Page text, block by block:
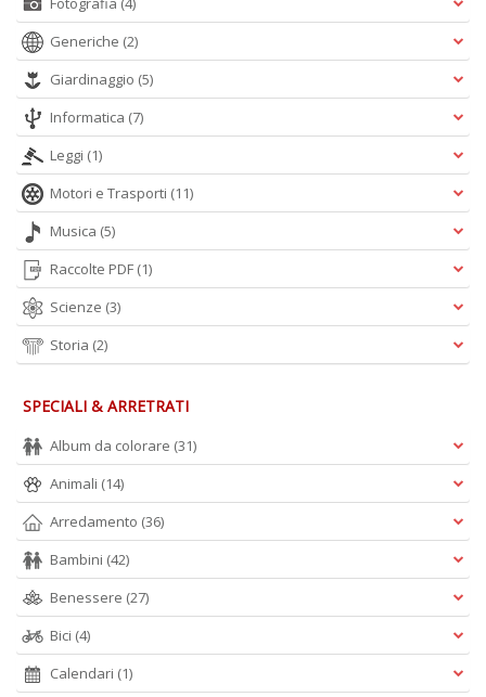
Generiche (2)
Giardinaggio (5)
Informatica (7)
Leggi (1)
Motori e Trasporti (11)
Musica (5)
Raccolte PDF (1)
Scienze (3)
Storia (2)
SPECIALI & ARRETRATI
Album da colorare (31)
Animali (14)
Arredamento (36)
Bambini (42)
Benessere (27)
Bici (4)
Calendari (1)